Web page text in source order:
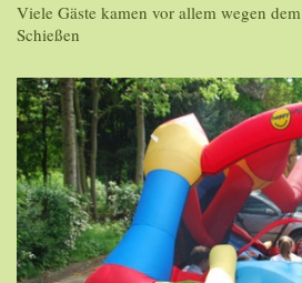
Viele Gäste kamen vor allem wegen
Schießen